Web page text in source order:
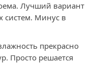
Лучший вариант
систем. Минус в
прекрасно
Просто решается